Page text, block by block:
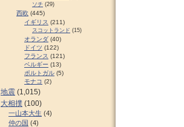
ソチ (29)
西欧 (445)
イギリス (211)
スコットランド (15)
オランダ (40)
ドイツ (122)
フランス (121)
ベルギー (13)
ポルトガル (5)
モナコ (2)
地震 (1,015)
大相撲 (100)
一山本大生 (4)
仲の国 (4)